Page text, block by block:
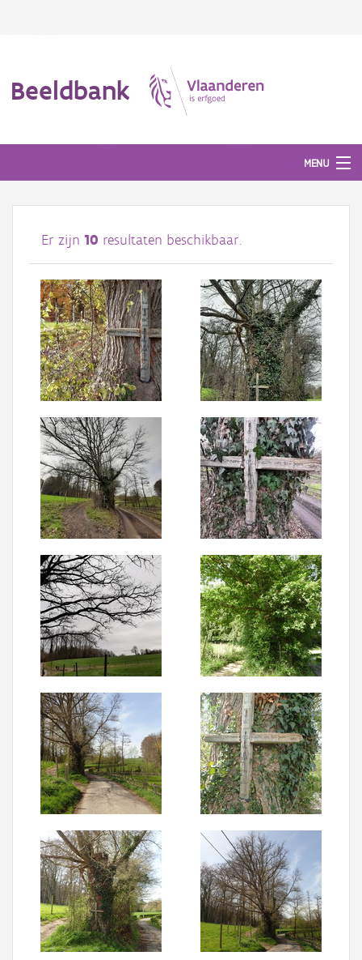
Beeldbank
MENU
Afbeeldingen
#BeeldIndeKijker
Hergebruik
Over ons
Aanmelden
Er zijn 10 resultaten beschikbaar.